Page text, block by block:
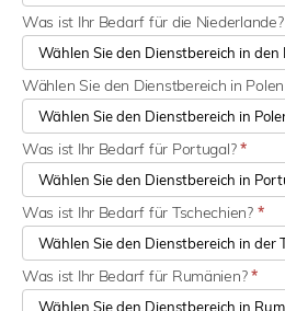
Was ist Ihr Bedarf für die
Wählen Sie den Dienstbereich in
Was ist Ihr Bedarf für Portugal?*
Was ist Ihr Bedarf für Tschechien? *
Was ist Ihr Bedarf für Rumänien?*